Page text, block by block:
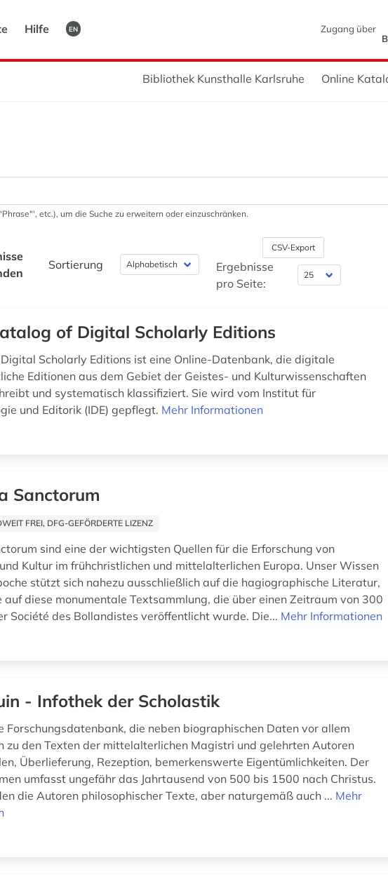
Hilfe EN
Zugang über
Bibliothek Kunsthalle Karlsruhe Online
etc.), um die Suche zu erweitern oder einzuschränken.
Sortierung
CSV-Export
Ergebnisse
pro Seite:
of Digital Scholarly Editions
Scholarly Editions ist eine Online-Datenbank, die digitale
Editionen aus dem Gebiet der Geistes- und Kulturwissenschaften
und systematisch klassifiziert. Sie wird vom Institut für
und Editorik (IDE) gepflegt. Mehr Informationen
Sanctorum
FREI, DFG-GEFÖRDERTE LIZENZ
sind eine der wichtigsten Quellen für die Erforschung von
Kultur im frühchristlichen und mittelalterlichen Europa. Unser Wissen
stützt sich nahezu ausschließlich auf die hagiographische Literatur,
auf diese monumentale Textsammlung, die über einen Zeitraum von 300
Société des Bollandistes veröffentlicht wurde. Die... Mehr Informationen
- Infothek der Scholastik
Forschungsdatenbank, die neben biographischen Daten vor allem
zu den Texten der mittelalterlichen Magistri und gelehrten Autoren
Überlieferung, Rezeption, bemerkenswerte Eigentümlichkeiten. Der
umfasst ungefähr das Jahrtausend von 500 bis 1500 nach Christus.
die Autoren philosophischer Texte, aber naturgemäß auch ... Mehr